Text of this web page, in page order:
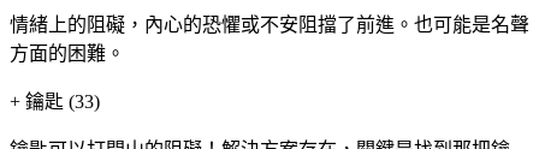
情緒上的阻礙，內心的恐懼或不安阻擋了前進。也可能是名聲
方面的困難。
+ 鑰匙 (33)